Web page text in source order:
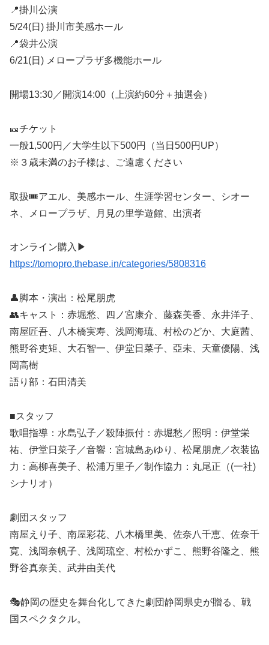
📍掛川公演
5/24(日) 掛川市美感ホール
📍袋井公演
6/21(日) メロープラザ多機能ホール
開場13:30／開演14:00（上演約60分＋抽選会）
🎫チケット
一般1,500円／大学生以下500円（当日500円UP）
※３歳未満のお子様は、ご遠慮ください
取扱🎟️アエル、美感ホール、生涯学習センター、シオー
ネ、メロープラザ、月見の里学遊館、出演者
オンライン購入▶
https://tomopro.thebase.in/categories/5808316
👤脚本・演出：松尾朋虎
👥キャスト：赤堀愁、四ノ宮康介、藤森美香、永井洋子、
南屋匠吾、八木橋実寿、浅岡海琉、村松のどか、大庭茜、
熊野谷吏矩、大石智一、伊堂日菜子、亞未、天童優陽、浅
岡高樹
語り部：石田清美
■スタッフ
歌唱指導：水島弘子／殺陣振付：赤堀愁／照明：伊堂栄
祐、伊堂日菜子／音響：宮城島あゆり、松尾朋虎／衣装協
力：高柳喜美子、松浦万里子／制作協力：丸尾正（(一社)
シナリオ）
劇団スタッフ
南屋えり子、南屋彩花、八木橋里美、佐奈八千恵、佐奈千
寛、浅岡奈帆子、浅岡琉空、村松かずこ、熊野谷隆之、熊
野谷真奈美、武井由美代
🎭静岡の歴史を舞台化してきた劇団静岡県史が贈る、戦
国スペクタクル。